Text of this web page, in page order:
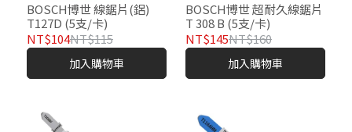
BOSCH博世 線鋸片(鋁)
T127D (5支/卡)
NT$104NT$115
加入購物車
BOSCH博世 超耐久線鋸片
T 308 B (5支/卡)
NT$145NT$160
加入購物車